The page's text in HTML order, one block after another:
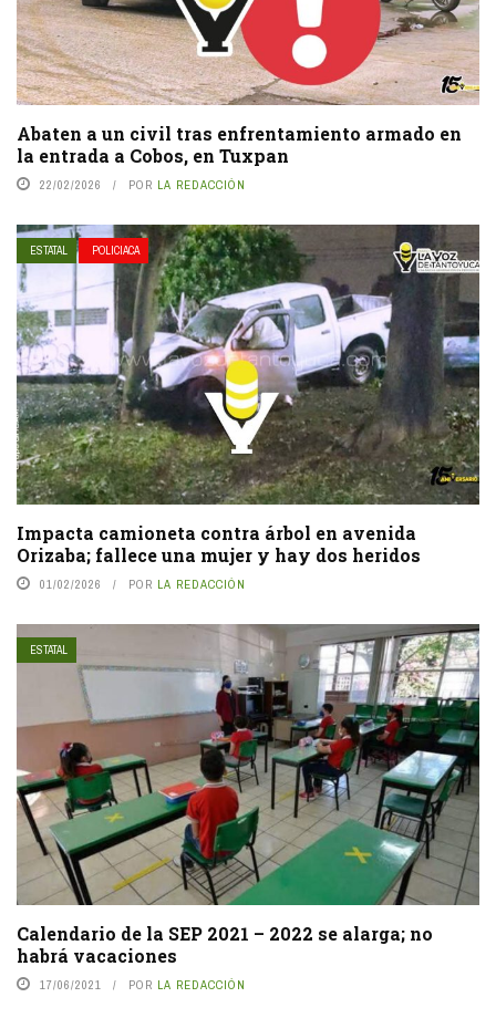
Abaten a un civil tras enfrentamiento armado en
la entrada a Cobos, en Tuxpan
22/02/2026 POR LA REDACCIÓN
ESTATAL POLICIACA
Impacta camioneta contra árbol en avenida
Orizaba; fallece una mujer y hay dos heridos
01/02/2026 POR LA REDACCIÓN
ESTATAL
Calendario de la SEP 2021 – 2022 se alarga; no
habrá vacaciones
17/06/2021 POR LA REDACCIÓN